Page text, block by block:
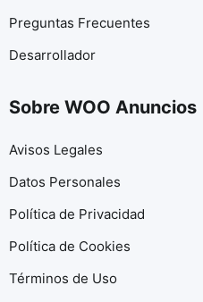
Preguntas Frecuentes
Desarrollador
Sobre WOO Anuncios
Avisos Legales
Datos Personales
Política de Privacidad
Política de Cookies
Términos de Uso